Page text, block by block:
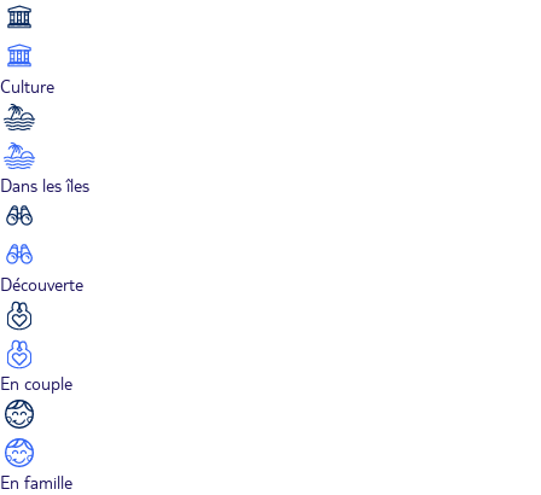
Culture
Dans les îles
Découverte
En couple
En famille